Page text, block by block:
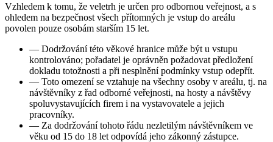
Vzhledem k tomu, že veletrh je určen pro odbornou veřejnost, a s
ohledem na bezpečnost všech přítomných je vstup do areálu
povolen pouze osobám starším 15 let.
— Dodržování této věkové hranice může být u vstupu
kontrolováno; pořadatel je oprávněn požadovat předložení
dokladu totožnosti a při nesplnění podmínky vstup odepřít.
— Toto omezení se vztahuje na všechny osoby v areálu, tj. na
návštěvníky z řad odborné veřejnosti, na hosty a návštěvy
spoluvystavujících firem i na vystavovatele a jejich
pracovníky.
— Za dodržování tohoto řádu nezletilým návštěvníkem ve
věku od 15 do 18 let odpovídá jeho zákonný zástupce.